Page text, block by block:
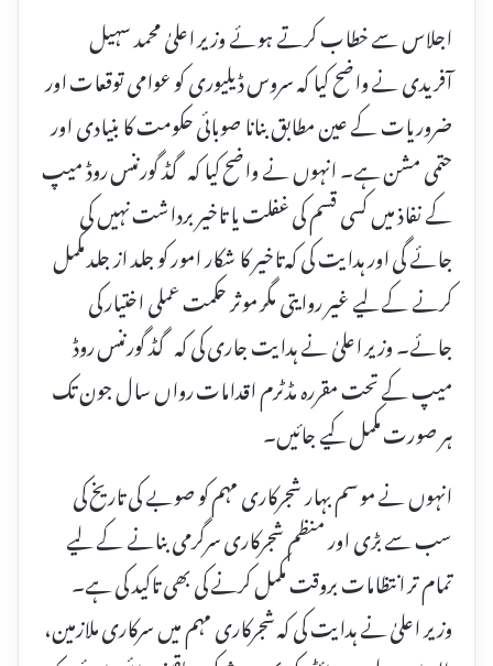
اجلاس سے خطاب کرتے ہوئے وزیر اعلیٰ محمد سہیل
آفریدی نے واضح کیا کہ سروس ڈیلیوری کو عوامی توقعات اور
ضروریات کے عین مطابق بنانا صوبائی حکومت کا بنیادی اور
حتمی مشن ہے۔ انہوں نے واضح کیا کہ گڈ گورننس روڈ میپ
کے نفاذ میں کسی قسم کی غفلت یا تاخیر برداشت نہیں کی
جائے گی اور ہدایت کی کہ تاخیر کا شکار امور کو جلد از جلد مکمل
کرنے کے لیے غیر روایتی مگر موثر حکمت عملی اختیار کی
جائے۔ وزیر اعلیٰ نے ہدایت جاری کی کہ گڈ گورننس روڈ
میپ کے تحت مقررہ مڈٹرم اقدامات رواں سال جون تک
ہر صورت مکمل کیے جائیں۔
انہوں نے موسم بہار شجرکاری مہم کو صوبے کی تاریخ کی
سب سے بڑی اور منظم شجرکاری سرگرمی بنانے کے لیے
تمام تر انتظامات بروقت مکمل کرنے کی بھی تاکید کی ہے۔
وزیر اعلیٰ نے ہدایت کی کہ شجرکاری مہم میں سرکاری ملازمین،